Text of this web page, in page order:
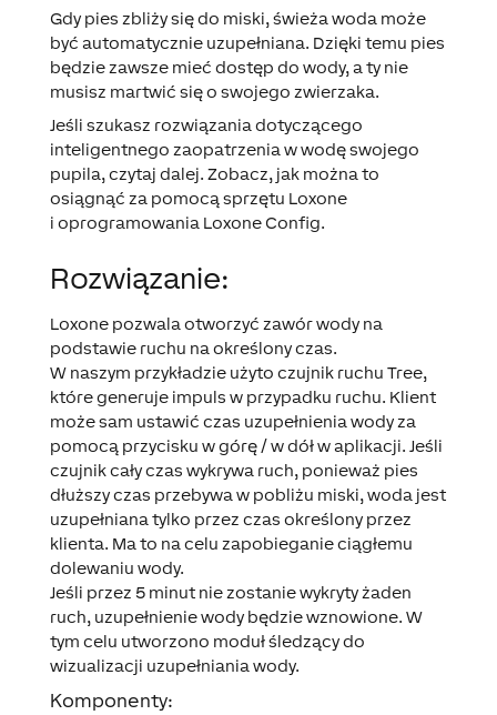
Gdy pies zbliży się do miski, świeża woda może
być automatycznie uzupełniana. Dzięki temu pies
będzie zawsze mieć dostęp do wody, a ty nie
musisz martwić się o swojego zwierzaka.
Jeśli szukasz rozwiązania dotyczącego
inteligentnego zaopatrzenia w wodę swojego
pupila, czytaj dalej. Zobacz, jak można to
osiągnąć za pomocą sprzętu Loxone
i oprogramowania Loxone Config.
Rozwiązanie:
Loxone pozwala otworzyć zawór wody na
podstawie ruchu na określony czas.
W naszym przykładzie użyto czujnik ruchu Tree,
które generuje impuls w przypadku ruchu. Klient
może sam ustawić czas uzupełnienia wody za
pomocą przycisku w górę / w dół w aplikacji. Jeśli
czujnik cały czas wykrywa ruch, ponieważ pies
dłuższy czas przebywa w pobliżu miski, woda jest
uzupełniana tylko przez czas określony przez
klienta. Ma to na celu zapobieganie ciągłemu
dolewaniu wody.
Jeśli przez 5 minut nie zostanie wykryty żaden
ruch, uzupełnienie wody będzie wznowione. W
tym celu utworzono moduł śledzący do
wizualizacji uzupełniania wody.
Komponenty: